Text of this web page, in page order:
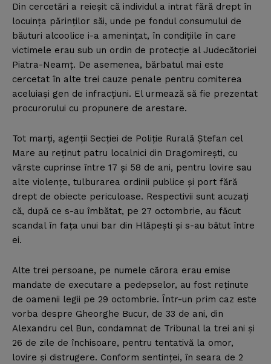
Din cercetări a reieşit că individul a intrat fără drept în
locuinţa părinţilor săi, unde pe fondul consumului de
băuturi alcoolice i-a ameninţat, în condiţiile în care
victimele erau sub un ordin de protecţie al Judecătoriei
Piatra-Neamţ. De asemenea, bărbatul mai este
cercetat în alte trei cauze penale pentru comiterea
aceluiaşi gen de infracţiuni. El urmează să fie prezentat
procurorului cu propunere de arestare.
Tot marţi, agenţii Secţiei de Poliţie Rurală Ştefan cel
Mare au reţinut patru localnici din Dragomireşti, cu
vârste cuprinse între 17 şi 58 de ani, pentru lovire sau
alte violenţe, tulburarea ordinii publice şi port fără
drept de obiecte periculoase. Respectivii sunt acuzaţi
că, după ce s-au îmbătat, pe 27 octombrie, au făcut
scandal în faţa unui bar din Hlăpeşti şi s-au bătut între
ei.
Alte trei persoane, pe numele cărora erau emise
mandate de executare a pedepselor, au fost reţinute
de oamenii legii pe 29 octombrie. Într-un prim caz este
vorba despre Gheorghe Bucur, de 33 de ani, din
Alexandru cel Bun, condamnat de Tribunal la trei ani şi
26 de zile de închisoare, pentru tentativă la omor,
lovire şi distrugere. Conform sentinţei, în seara de 2